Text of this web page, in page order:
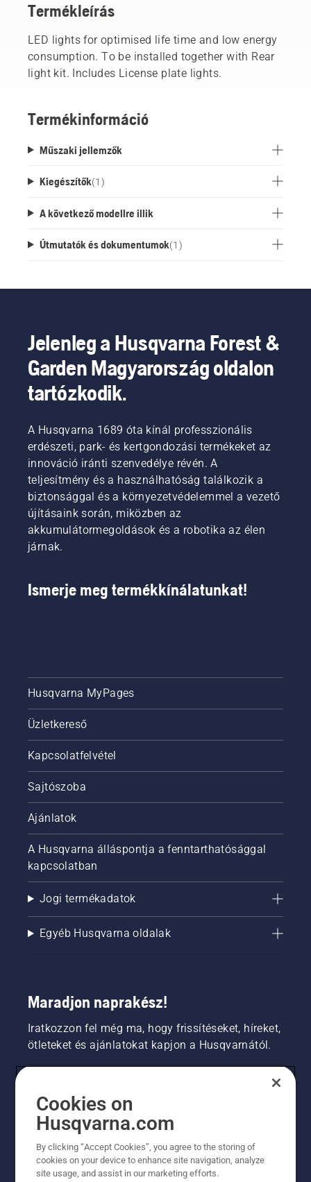
Termékleírás
LED lights for optimised life time and low energy
consumption. To be installed together with Rear
light kit. Includes License plate lights.
Termékinformáció
Műszaki jellemzők
Kiegészítők(1 )
A következő modellre illik
Útmutatók és dokumentumok(1 )
Jelenleg a Husqvarna Forest &
Garden Magyarország oldalon
tartózkodik.
A Husqvarna 1689 óta kínál professzionális
erdészeti, park- és kertgondozási termékeket az
innováció iránti szenvedélye révén. A
teljesítmény és a használhatóság találkozik a
biztonsággal és a környezetvédelemmel a vezető
újításaink során, miközben az
akkumulátormegoldások és a robotika az élen
járnak.
Ismerje meg termékkínálatunkat!
Husqvarna MyPages
Üzletkereső
Kapcsolatfelvétel
Sajtószoba
Ajánlatok
A Husqvarna álláspontja a fenntarthatósággal
kapcsolatban
Jogi termékadatok
Egyéb Husqvarna oldalak
Maradjon naprakész!
Iratkozzon fel még ma, hogy frissítéseket, híreket,
ötleteket és ajánlatokat kapjon a Husqvarnától.
PROFESSZIONÁLIS
Cookies on
Husqvarna.com
By clicking “Accept Cookies”, you agree to the storing of
cookies on your device to enhance site navigation, analyze
site usage, and assist in our marketing efforts.